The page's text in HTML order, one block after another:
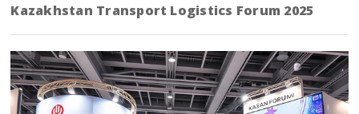
Kazakhstan Transport Logistics Forum 2025